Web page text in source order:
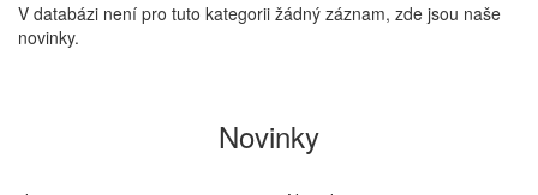
V databázi není pro tuto kategorii žádný záznam, zde jsou naše
novinky.
Novinky